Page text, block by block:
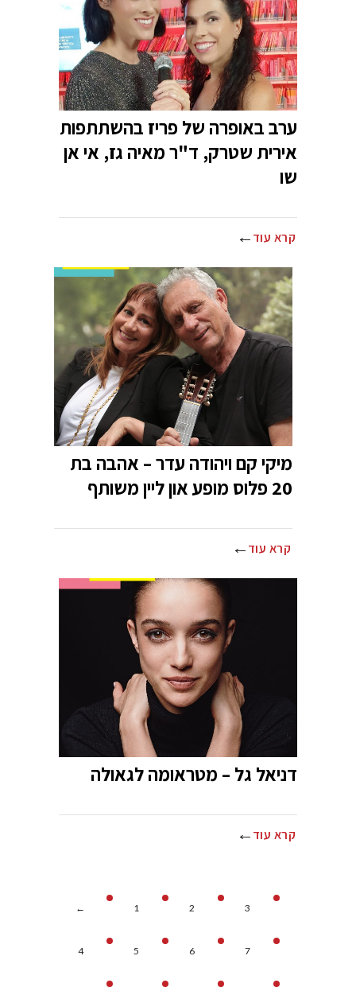
ערב באופרה של פריז בהשתתפות
אירית שטרק, ד"ר מאיה גז, אי אן
שו
קרא עוד
מיקי קם ויהודה עדר – אהבה בת
20 פלוס מופע און ליין משותף
קרא עוד
דניאל גל – מטראומה לגאולה
קרא עוד
← 1 2 3
4 5 6 7